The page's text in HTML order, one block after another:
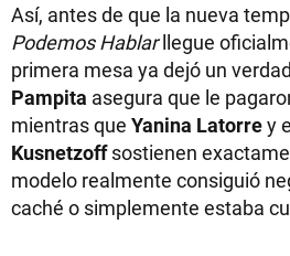
Así, antes de que la nueva
Podemos Hablarllegue
primera mesa ya dejó un
Pampita asegura que le
mientras que Yanina Latorrey
Kusnetzoffsostienen
modelo realmente consiguió
caché o simplemente estaba